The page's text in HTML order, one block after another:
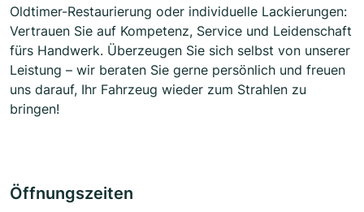
Oldtimer-Restaurierung oder individuelle Lackierungen:
Vertrauen Sie auf Kompetenz, Service und Leidenschaft
fürs Handwerk. Überzeugen Sie sich selbst von unserer
Leistung – wir beraten Sie gerne persönlich und freuen
uns darauf, Ihr Fahrzeug wieder zum Strahlen zu
bringen!
Öffnungszeiten